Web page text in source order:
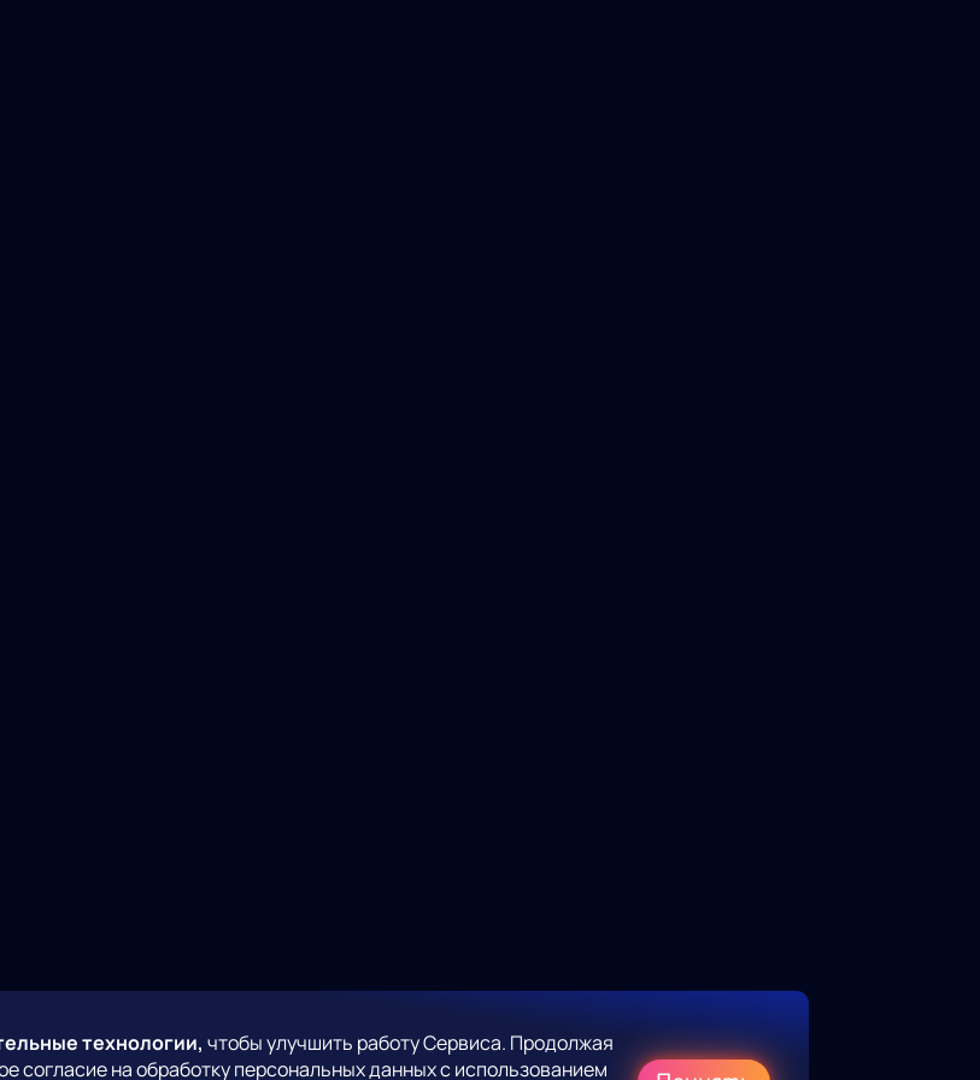
технологии, чтобы улучшить работу Сервиса. Продолжая
согласие на обработку персональных данных с использованием